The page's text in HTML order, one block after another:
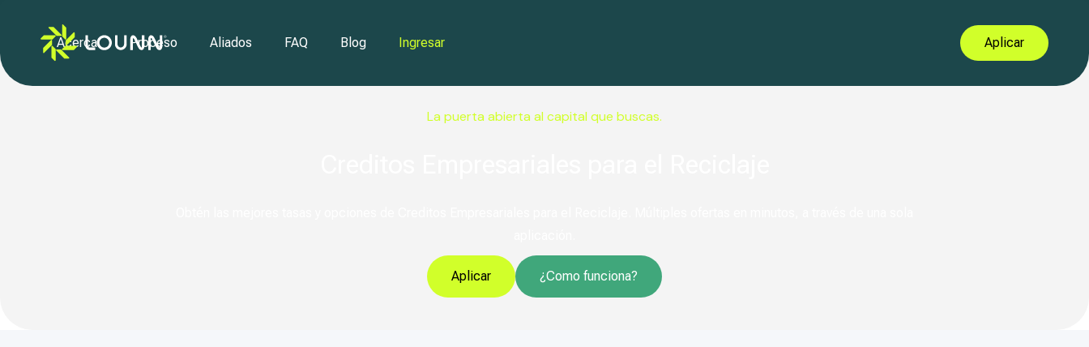
Acerca Proceso Aliados FAQ Blog Ingresar Aplicar
La puerta abierta al capital que buscas.
Aplicar ¿Como funciona?